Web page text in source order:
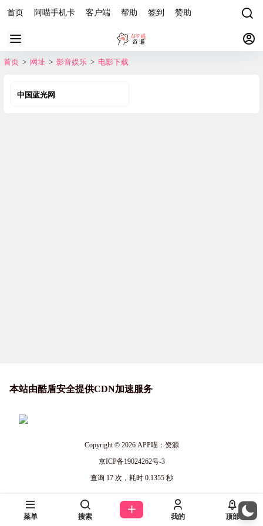
首页 阿喵手机卡 客户端 帮助 签到 赞助
首页 > 网址 > 影音娱乐 > 电影下载
中国蓝光网
本站由酷盾安全提供CDN加速服务
Copyright © 2026APP喵：资源
京ICP备19024262号-3
查询 17 次，耗时 0.1355 秒
菜单 搜索 我的 顶部